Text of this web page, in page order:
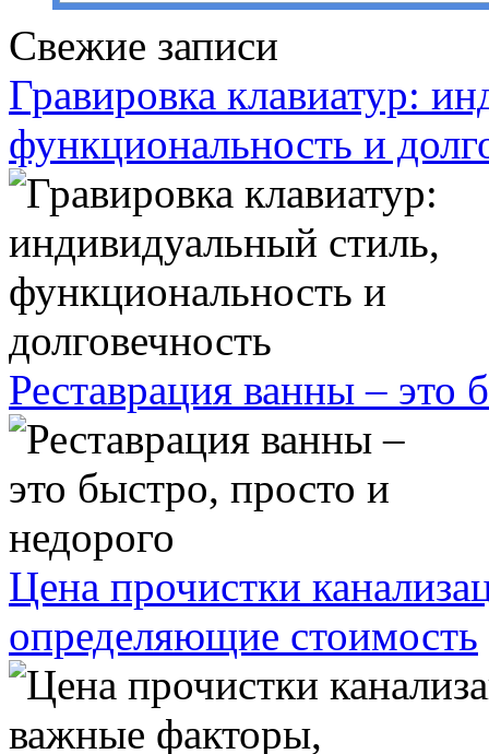
Свежие записи
Гравировка клавиатур:
функциональность и
Реставрация ванны – это
Цена прочистки
определяющие стоимость